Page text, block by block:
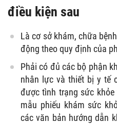
điều kiện sau
Là cơ sở khám, chữa
động theo quy định của
Phải có đủ các bộ phận
nhân lực và thiết bị y tế
được tình trạng sức
mẫu phiếu khám sức
các văn bản hướng dẫn